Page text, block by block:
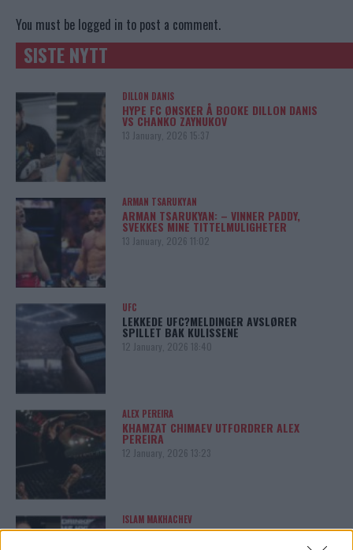
You must be logged in to post a comment.
SISTE NYTT
DILLON DANIS
HYPE FC ØNSKER Å BOOKE DILLON DANIS
VS CHANKO ZAYNUKOV
13 January, 2026 15:37
ARMAN TSARUKYAN
ARMAN TSARUKYAN: – VINNER PADDY,
SVEKKES MINE TITTELMULIGHETER
13 January, 2026 11:02
UFC
LEKKEDE UFC?MELDINGER AVSLØRER
SPILLET BAK KULISSENE
12 January, 2026 18:40
ALEX PEREIRA
KHAMZAT CHIMAEV UTFORDRER ALEX
PEREIRA
12 January, 2026 13:23
ISLAM MAKHACHEV
ISLAM MAKHACHEV JAKTER